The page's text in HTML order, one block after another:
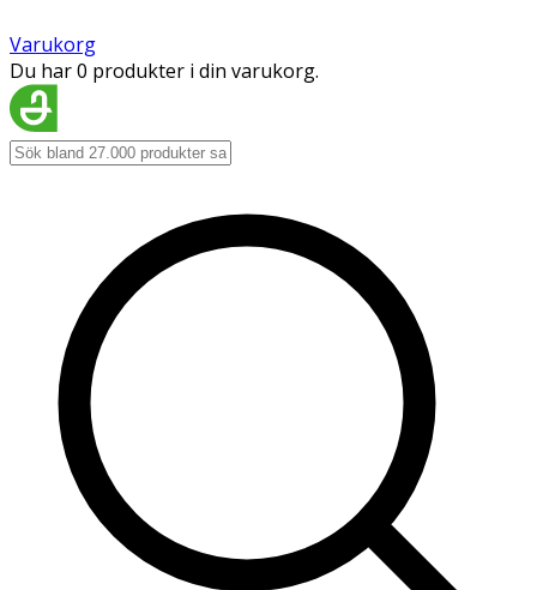
Varukorg
Du har 0 produkter i din varukorg.